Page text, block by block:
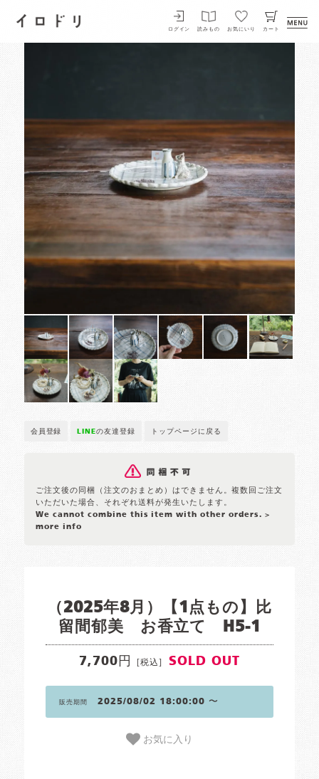
イロドリ
ログイン 読みもの お気にいり カート
会員登録 LINEの友達登録 トップページに戻る
ご注文後の同梱（注文のおまとめ）はできません。複数回ご注文
いただいた場合、それぞれ送料が発生いたします。
We cannot combine this item with other orders. >
more info
（2025年8月）【1点もの】比
留間郁美 お香立て H5-1
7,700円 [税込] SOLD OUT
販売期間 2025/08/02 18:00:00 〜
お気に入り